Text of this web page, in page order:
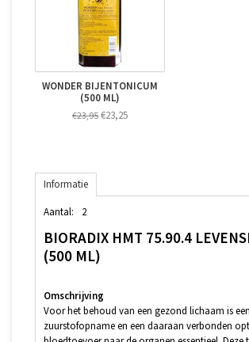
WONDER BIJENTONICUM
(500 ML)
€23,95 €23,25
Informatie
Aantal: 2
BIORADIX HMT 75.90.4
(500 ML)
Omschrijving
Voor het behoud van een gezond lichaam is
zuurstofopname en een daaraan verbonden